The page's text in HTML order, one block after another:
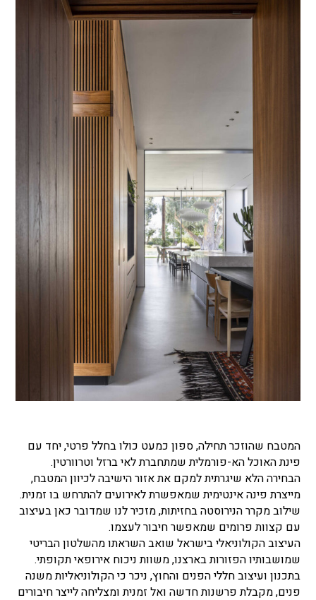
המטבח שהוזכר תחילה, ספון כמעט כולו בחלל פרטי, יחד עם
פינת האוכל הא-פורמלית שמתחברת לאי ברזל וטרוורטין.
הבחירה הלא שיגרתית למקם את אזור הישיבה לכיוון המטבח,
מייצרת פינה אינטימית שמאפשרת לאירועים להתרחש בו זמנית.
שילוב מקרר הנירוסטה בחזיתות, מזכיר לנו שמדובר כאן בעיצוב
עם קצוות פרומים שמאפשר חיבור לעצמו.
העיצוב הקולוניאלי בישראל שואב השראתו מהשלטון הבריטי
שמושבותיו הפזורות בארצנו, משוות ניכוח אירופאי תקופתי.
בתכנון ועיצוב חללי הפנים והחוץ, ניכר כי הקולוניאליות משנה
פנים, מקבלת פרשנות חדשה ואל זמנית ומצליחה לייצר חיבורים